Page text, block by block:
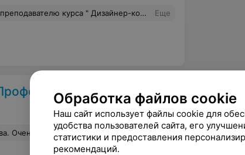
в этой сфере! Спасибо Вам "Новое Завтра" за этого светлого человека в лице Людмилы! Наша группа за всё время обучения стала просто огромной и сильной командой. Наша лучшая группа Февраль-Март 2019! Спасибо! Еще
научилась работать с вниманием, понимаю, как влиять на собеседника и зрителя. Пойду еще на курса ораторского мастерства, читала много хороших отзывов об этом курсе тоже.
Обработка файлов cookie
Наш сайт использует файлы cookie для
удобства пользователей сайта, его
статистики и предоставления
рекомендаций.